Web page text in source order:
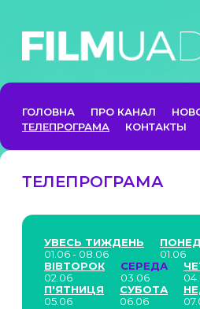
ГОЛОВНА ПРО КАНАЛ
ТЕЛЕПРОГРАМА
КОНТАКТЫ
ТЕЛЕПРОГРАМА
УВЕСЬ ТИЖДЕНЬ
01.06 - 08.06
01.06
ВІВТОРОК
02.06
СЕРЕДА
03.06
П'ЯТНИЦЯ
05.06
СУБОТА
06.06